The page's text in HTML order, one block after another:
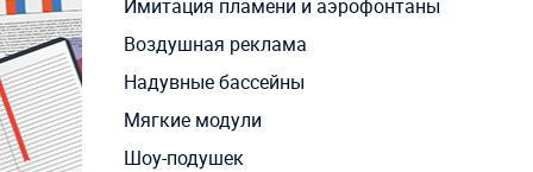
Имитация пламени и аэрофонтаны
Воздушная реклама
Надувные бассейны
Мягкие модули
Шоу-подушек